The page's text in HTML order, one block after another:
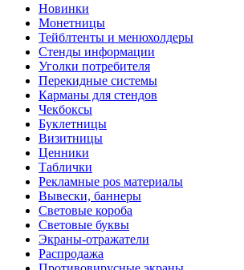
Новинки
Монетницы
Тейблтенты и менюхолдеры
Стенды информации
Уголки потребителя
Перекидные системы
Карманы для стендов
Чекбоксы
Буклетницы
Визитницы
Ценники
Таблички
Рекламные pos материалы
Вывески, баннеры
Световые короба
Световые буквы
Экраны-отражатели
Распродажа